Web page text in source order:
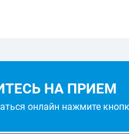
НА ПРИЕМ
онлайн нажмите